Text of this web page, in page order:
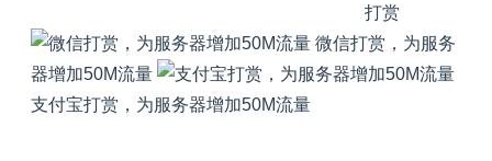
打赏
微信打赏，为服务
器增加50M流量
支付宝打赏，为服务器增加50M流量